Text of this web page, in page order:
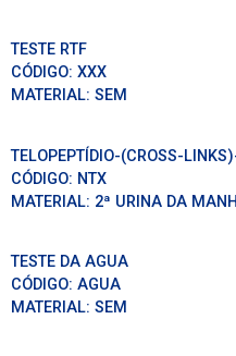
TESTE RTF
CÓDIGO: XXX
MATERIAL: SEM
TELOPEPTÍDIO-(CROSS-
CÓDIGO: NTX
MATERIAL: 2ª URINA DA
TESTE DA AGUA
CÓDIGO: AGUA
MATERIAL: SEM